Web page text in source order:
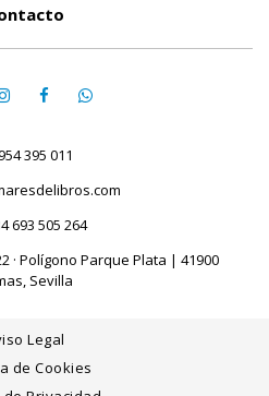
395 011
693 505 264
· Polígono Parque Plata | 41900
Sevilla
Legal
de Cookies